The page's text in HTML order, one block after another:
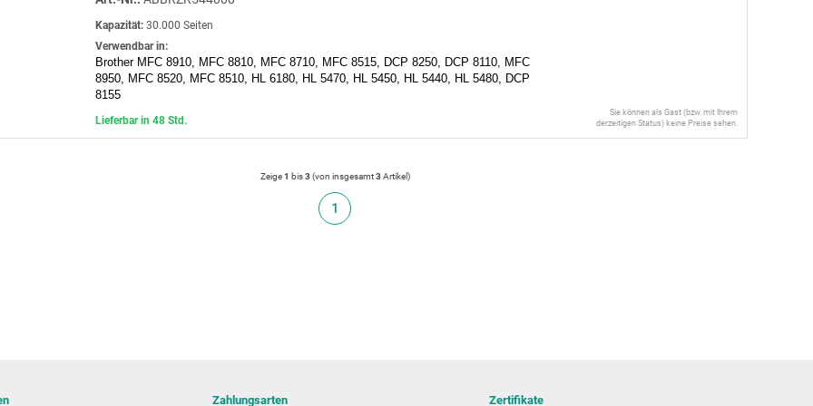
Kapazität: 30.000 Seiten
Verwendbar in:
Brother MFC 8910, MFC 8810, MFC 8710, MFC 8515, DCP 8250, DCP 8110, MFC
8950, MFC 8520, MFC 8510, HL 6180, HL 5470, HL 5450, HL 5440, HL 5480, DCP
8155
Lieferbar in 48 Std.
Sie können als Gast (bzw. mit Ihrem
derzeitigen Status) keine Preise sehen.
Zeige1 bis3(von insgesamt3Artikel)
1
Zahlungsarten Zertifikate